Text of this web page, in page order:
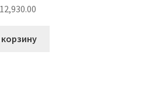
оборудования,
12,930.00
корзину